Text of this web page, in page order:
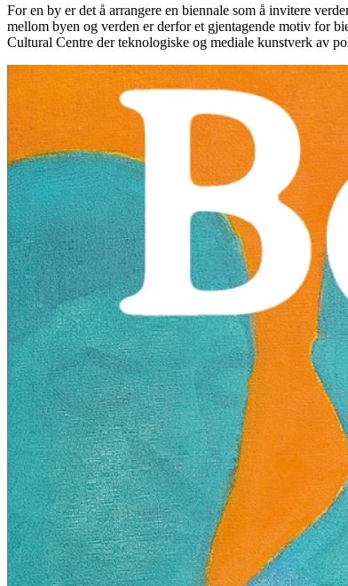
For en by er det å arrangere en biennale som å invitere
mellom byen og verden er derfor et gjentagende motiv for
Cultural Centre der teknologiske og mediale kunstverk av